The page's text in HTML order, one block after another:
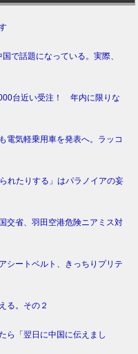
で話題になっている。実際、
台近い受注！ 年内に限りな
電気軽乗用車を発表へ。ラッコ
れたりする」はパラノイアの妄
交省、羽田空港危険ニアミス対
シートベルト、きっちりプリテ
る。その２
ら「翌日に中国に伝えまし